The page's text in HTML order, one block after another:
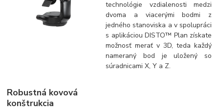
technológie vzdialenosti medzi
dvoma a viacerými bodmi z
jedného stanoviska a v spolupráci
s aplikáciou DISTO™ Plan získate
možnosť merať v 3D, teda každý
nameraný bod je uložený so
súradnicami X, Y a Z.
Robustná kovová
konštrukcia